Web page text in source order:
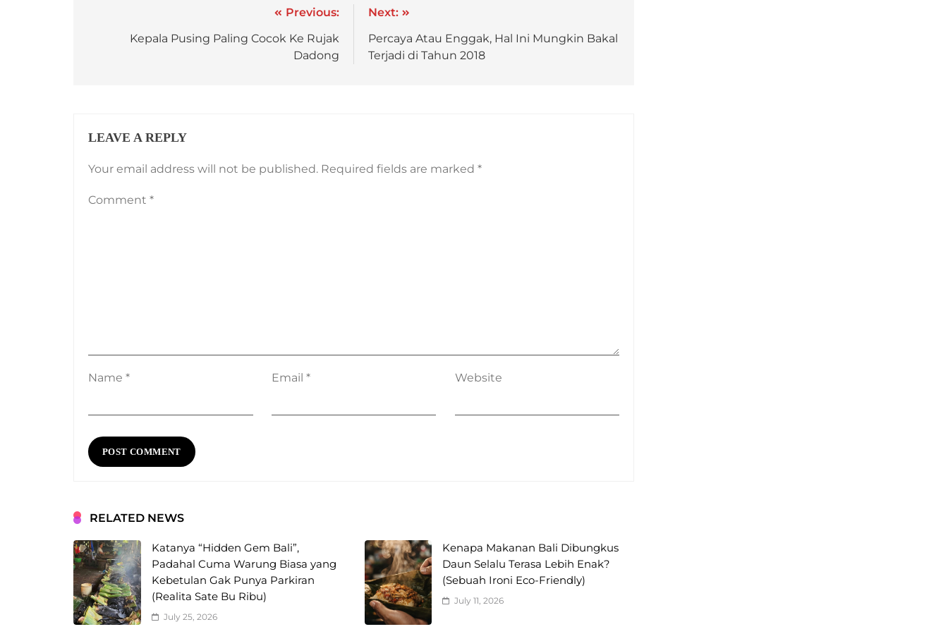
Previous:
Kepala Pusing Paling Cocok Ke Rujak
Dadong
Next:
Percaya Atau Enggak, Hal Ini Mungkin Bakal
Terjadi di Tahun 2018
LEAVE A REPLY
Your email address will not be published. Required fields are marked *
Comment *
Name * Email * Website
RELATED NEWS
Katanya “Hidden Gem Bali”,
Padahal Cuma Warung Biasa yang
Kebetulan Gak Punya Parkiran
(Realita Sate Bu Ribu)
July 25, 2026
Kenapa Makanan Bali Dibungkus
Daun Selalu Terasa Lebih Enak?
(Sebuah Ironi Eco-Friendly)
July 11, 2026